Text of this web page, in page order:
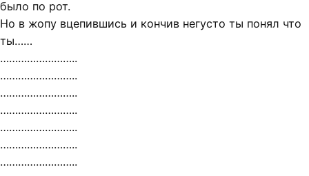
было по рот.
Но в жопу вцепившись и кончив негусто ты понял что
ты……
……………………..
……………………..
……………………..
……………………..
……………………..
……………………..
……………………..